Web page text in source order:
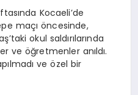
Kocaeli’de
maçı öncesinde,
okul saldırılarında
ve öğretmenler anıldı.
ve özel bir